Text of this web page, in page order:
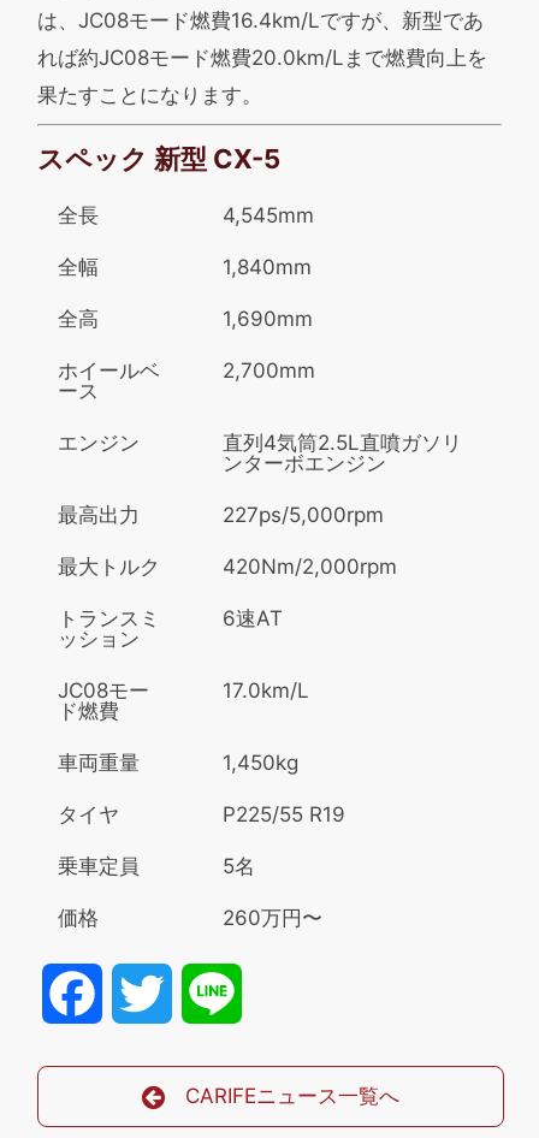
は、JC08モード燃費16.4km/Lですが、新型であ
れば約JC08モード燃費20.0km/Lまで燃費向上を
果たすことになります。
スペック 新型 CX-5
全長 4,545mm
全幅 1,840mm
全高 1,690mm
ホイールベ
ース
2,700mm
エンジン
直列4気筒2.5L直噴ガソリ
ンターボエンジン
最高出力 227ps/5,000rpm
最大トルク 420Nm/2,000rpm
トランスミ
ッション
6速AT
JC08モー
ド燃費
17.0km/L
車両重量 1,450kg
タイヤ P225/55 R19
乗車定員 5名
価格 260万円〜
FacebookTwitter
CARIFEニュース一覧へ